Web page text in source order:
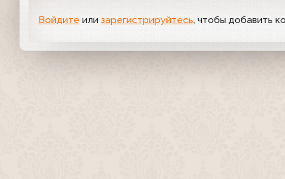
Войдите или зарегистрируйтесь, чтобы добавить